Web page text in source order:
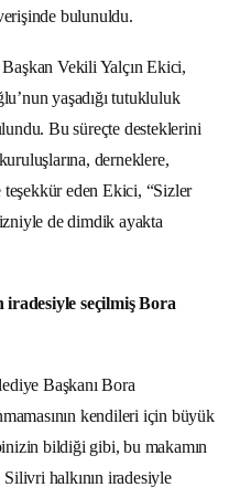
bulunuldu.
Vekili Yalçın Ekici,
yaşadığı tutukluluk
Bu süreçte desteklerini
derneklere,
eden Ekici, “Sizler
de dimdik ayakta
iradesiyle seçilmiş Bora
Başkanı Bora
kendileri için büyük
bildiği gibi, bu makamın
halkının iradesiyle